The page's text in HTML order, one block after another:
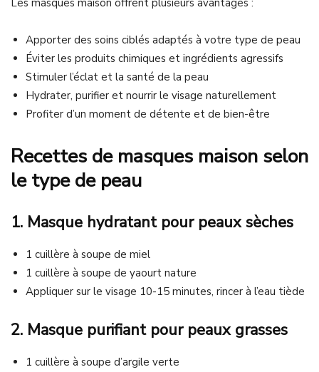
Apporter des soins ciblés adaptés à votre type de peau
Éviter les produits chimiques et ingrédients agressifs
Stimuler l’éclat et la santé de la peau
Hydrater, purifier et nourrir le visage naturellement
Profiter d’un moment de détente et de bien-être
Recettes de masques maison selon
le type de peau
1. Masque hydratant pour peaux sèches
1 cuillère à soupe de miel
1 cuillère à soupe de yaourt nature
Appliquer sur le visage 10-15 minutes, rincer à l’eau tiède
2. Masque purifiant pour peaux grasses
1 cuillère à soupe d’argile verte